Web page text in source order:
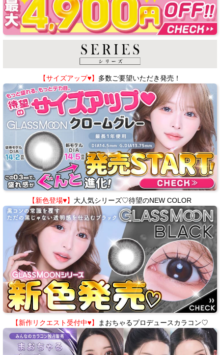
【サイズアップ♥】 多数ご要望いただき発売！
【新色登場♥】 大人気シリーズ♡待望のNEW COLOR
【新作リクエスト受付中♥】 まおちゃるプロデュースカラコン♡